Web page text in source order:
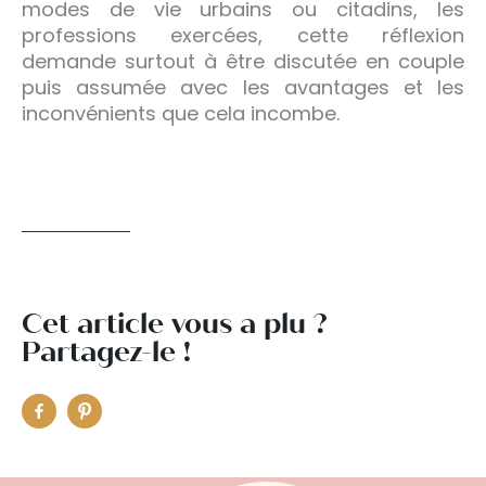
modes de vie urbains ou citadins, les
professions exercées, cette réflexion
demande surtout à être discutée en couple
puis assumée avec les avantages et les
inconvénients que cela incombe.
Cet article vous a plu ?
Partagez-le !